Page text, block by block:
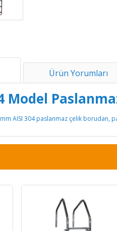
Ürün Yorumları
Model
AISI 304 paslanmaz çelik borudan,